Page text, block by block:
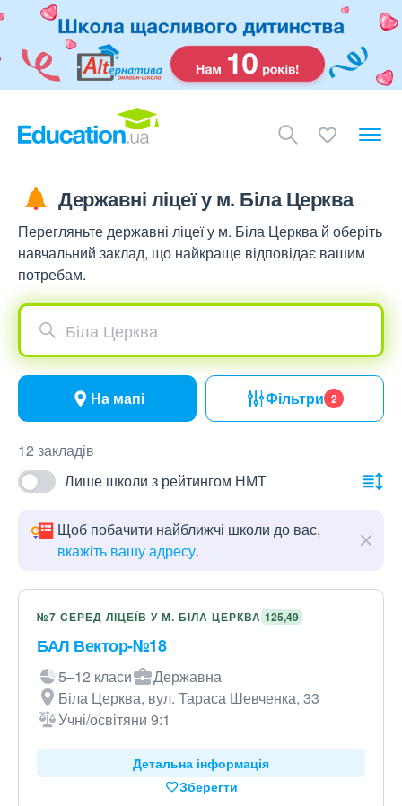
Державні ліцеї у м. Біла Церква
Перегляньте державні ліцеї у м. Біла Церква й оберіть
навчальний заклад, що найкраще відповідає вашим
потребам.
Біла Церква
На мапі Фільтри 2
12 закладів
Лише школи з рейтингом НМТ
Щоб побачити найближчі школи до вас,
вкажіть вашу адресу.
№7 СЕРЕД ЛІЦЕЇВ У М. БІЛА ЦЕРКВА 125,49
БАЛ Вектор-№18
5–12 класи
Державна
Біла Церква, вул. Тараса Шевченка, 33
Учні/освітяни 9:1
Детальна інформація
Зберегти